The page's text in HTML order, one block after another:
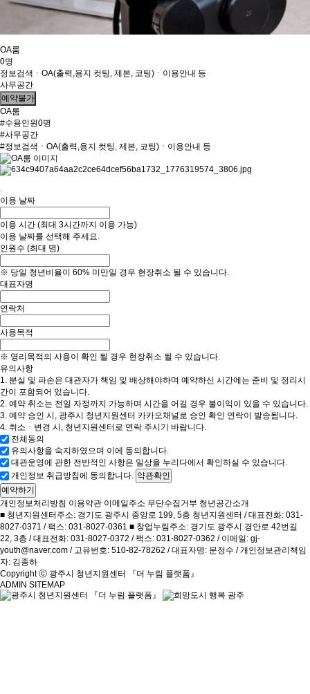
OA룸
0명
정보검색ㆍOA(출력,용지 컷팅, 제본, 코팅)ㆍ이용안내 등
사무공간
예약불가
OA룸
#수용인원0명
#사무공간
#정보검색ㆍOA(출력,용지 컷팅, 제본, 코팅)ㆍ이용안내 등
이용 날짜
이용 시간 (최대 3시간까지 이용 가능)
이용 날짜를 선택해 주세요.
인원수 (최대 명)
※ 당일 청년비율이 60% 미만일 경우 현장취소 될 수 있습니다.
대표자명
연락처
사용목적
※ 영리목적의 사용이 확인 될 경우 현장취소 될 수 있습니다.
유의사항
1. 분실 및 파손은 대관자가 책임 및 배상해야하며 예약하신 시간에는 준비 및 정리시
간이 포함되어 있습니다.
2. 예약 취소는 전일 자정까지 가능하며 시간을 어길 경우 불이익이 있을 수 있습니다.
3. 예약 승인 시, 광주시 청년지원센터 카카오채널로 승인 확인 연락이 발송됩니다.
4. 취소ㆍ변경 시, 청년지원센터로 연락 주시기 바랍니다.
전체동의
유의사항을 숙지하였으며 이에 동의합니다.
대관운영에 관한 전반적인 사항은 일상을 누리다에서 확인하실 수 있습니다.
개인정보 취급방침에 동의합니다. 약관확인
예약하기
개인정보처리방침 이용약관 이메일주소 무단수집거부 청년공간소개
■ 청년지원센터주소: 경기도 광주시 중앙로 199, 5층 청년지원센터 / 대표전화: 031-
8027-0371 / 팩스: 031-8027-0361 ■ 창업누림주소: 경기도 광주시 경안로 42번길
22, 3층 / 대표전화: 031-8027-0372 / 팩스: 031-8027-0362 / 이메일: gj-
youth@naver.com / 고유번호: 510-82-78262 / 대표자명: 문정수 / 개인정보관리책임
자: 김종하
Copyright ⓒ 광주시 청년지원센터 『더 누림 플랫폼』
ADMIN SITEMAP